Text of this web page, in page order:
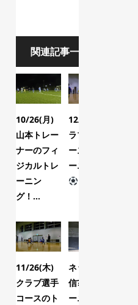
関連記事一覧
10/26(月)
山本トレー
ナーのフィ
ジカルトレ
ーニン
グ！...
12/3(木)ク
ラブ選手コ
ースのトレ
ーニング！
11/26(木)
クラブ選手
コースのト
ネット配
信????トレ
ーニング！